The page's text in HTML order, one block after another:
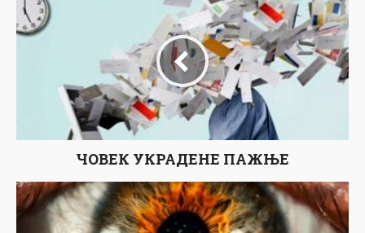
ЧОВЕК УКРАДЕНЕ ПАЖЊЕ